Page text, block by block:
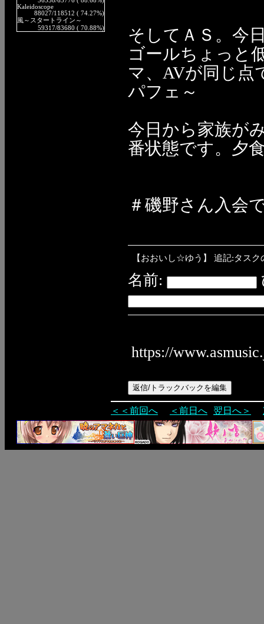
Kaleidoscope
88027/118512 ( 74.27%)
風～スタートライン～
59317/83680 ( 70.88%)
そしてＡＳ。今
ゴールちょっと
マ、AVが同じ点
パフェ～
今日から家族が
番状態です。夕
＃磯野さん入会
【おおいし☆ゆう】 追記:タスク
名前:
https://
＜＜前回へ ＜前日へ 翌日へ＞